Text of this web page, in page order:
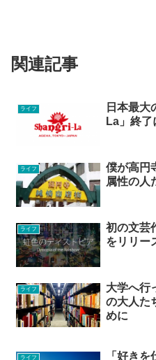
関連記事
ライフ
日本最
La」終了
ライフ
僕が高円
属性の人
ライフ
初の文芸
をリリー
ライフ
大学へ行
の大人た
めに
ライフ
「好き